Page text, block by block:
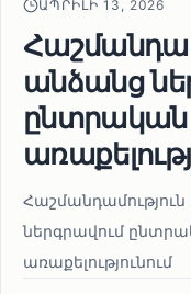
ԱՊՐԻԼԻ 13, 2026
անձանց
ներգրավում
առաքելությունում